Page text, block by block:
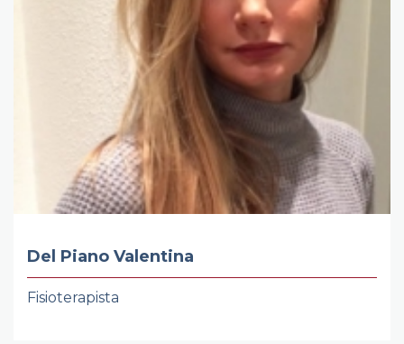
Del Piano Valentina
Fisioterapista